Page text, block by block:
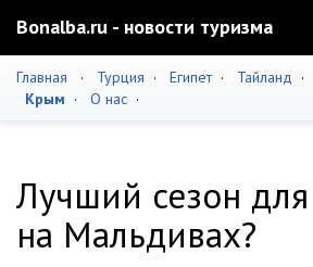
Bonalba.ru - новости туризма
Главная · Турция · Египет· Тайланд ·
Крым · О нас ·
Лучший сезон
на Мальдивах?